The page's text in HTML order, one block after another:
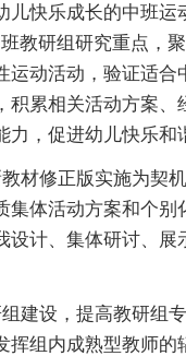
儿快乐成长的中班运
教研组研究重点，
运动活动，验证适合
积累相关活动方案、
力，促进幼儿快乐和
材修正版实施为契
集体活动方案和个别
设计、集体研讨、展
建设，提高教研组
挥组内成熟型教师的